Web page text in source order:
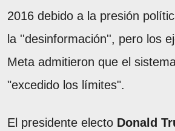
2016 debido a la presión
la ''desinformación'', pero los
Meta admitieron que el
"excedido los límites".
El presidente electo Donald